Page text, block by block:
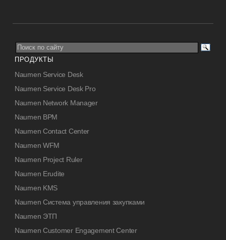
ПРОДУКТЫ
Naumen Service Desk
Naumen Service Desk Pro
Naumen Network Manager
Naumen BPM
Naumen Contact Center
Naumen WFM
Naumen Project Ruler
Naumen Erudite
Naumen KMS
Naumen Система управления закупками
Naumen ЭТП
Naumen Customer Engagement Center